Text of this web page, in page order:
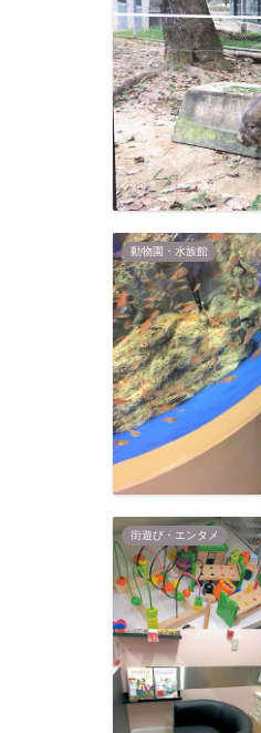
動物園・水族館
街遊び・エンタメ